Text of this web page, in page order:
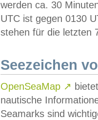
werden ca. 30
UTC ist gegen 0130
stehen für die letzten
Seezeichen
OpenSeaMap ↗
nautische
Seamarks sind